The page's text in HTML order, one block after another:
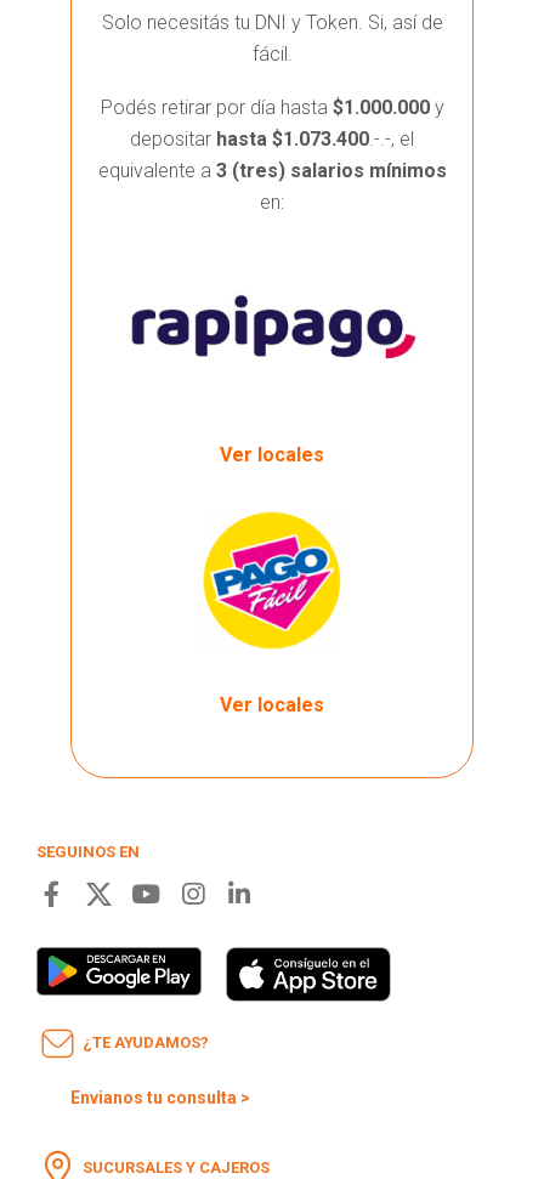
Solo necesitás tu DNI y Token. Si, así de
fácil.
Podés retirar por día hasta $1.000.000 y
depositar hasta $1.073.400.-.-, el
equivalente a 3 (tres) salarios mínimos
en:
Ver locales
Ver locales
SEGUINOS EN
¿TE AYUDAMOS?
Envianos tu consulta >
SUCURSALES Y CAJEROS